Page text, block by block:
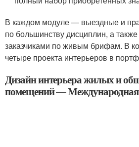
В каждом модуле — выездные и
по большинству дисциплин, а
заказчиками по живым брифам. В
четыре проекта интерьеров в
Дизайн интерьера жилых и
помещений —